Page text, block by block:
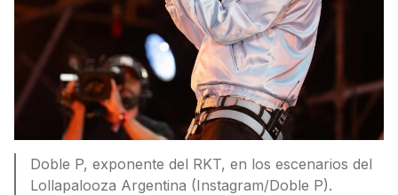
Doble P, exponente del RKT, en los escenarios del
Lollapalooza Argentina (Instagram/Doble P).